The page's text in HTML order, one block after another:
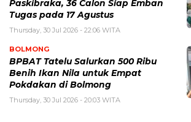
Paskibraka, 36 Calon Siap Emban
Tugas pada 17 Agustus
Thursday, 30 Jul 2026 - 22:06 WITA
BOLMONG
BPBAT Tatelu Salurkan 500 Ribu
Benih Ikan Nila untuk Empat
Pokdakan di Bolmong
Thursday, 30 Jul 2026 - 20:03 WITA